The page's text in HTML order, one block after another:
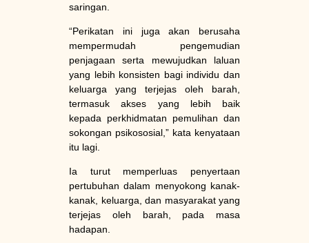
saringan.
“Perikatan ini juga akan berusaha
mempermudah pengemudian
penjagaan serta mewujudkan laluan
yang lebih konsisten bagi individu dan
keluarga yang terjejas oleh barah,
termasuk akses yang lebih baik
kepada perkhidmatan pemulihan dan
sokongan psikososial,” kata kenyataan
itu lagi.
Ia turut memperluas penyertaan
pertubuhan dalam menyokong kanak-
kanak, keluarga, dan masyarakat yang
terjejas oleh barah, pada masa
hadapan.